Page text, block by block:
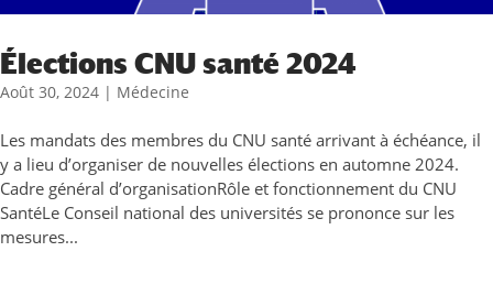
Élections CNU santé 2024
Août 30, 2024 | Médecine
Les mandats des membres du CNU santé arrivant à échéance, il
y a lieu d’organiser de nouvelles élections en automne 2024.
Cadre général d’organisationRôle et fonctionnement du CNU
SantéLe Conseil national des universités se prononce sur les
mesures...